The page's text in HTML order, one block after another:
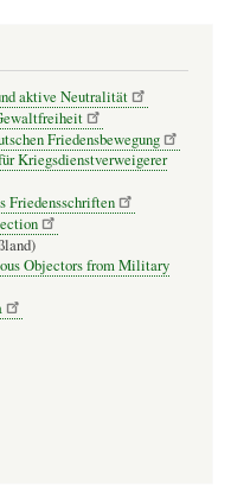
aktive Neutralität
Friedensbewegung
Kriegs­dienst­ver­wei­gerer
Friedensschriften
Objectors from Military